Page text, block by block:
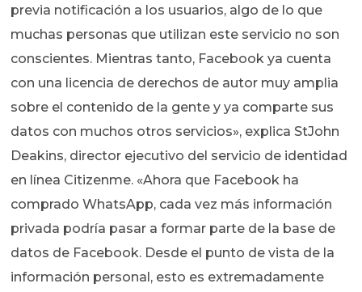
previa notificación a los usuarios, algo de lo que
muchas personas que utilizan este servicio no son
conscientes. Mientras tanto, Facebook ya cuenta
con una licencia de derechos de autor muy amplia
sobre el contenido de la gente y ya comparte sus
datos con muchos otros servicios», explica StJohn
Deakins, director ejecutivo del servicio de identidad
en línea Citizenme. «Ahora que Facebook ha
comprado WhatsApp, cada vez más información
privada podría pasar a formar parte de la base de
datos de Facebook. Desde el punto de vista de la
información personal, esto es extremadamente